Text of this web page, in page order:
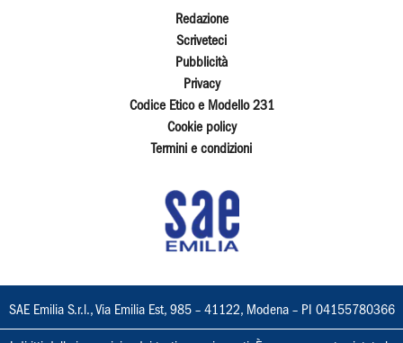
Redazione
Scriveteci
Pubblicità
Privacy
Codice Etico e Modello 231
Cookie policy
Termini e condizioni
SAE Emilia S.r.l., Via Emilia Est, 985 – 41122, Modena – PI 04155780366